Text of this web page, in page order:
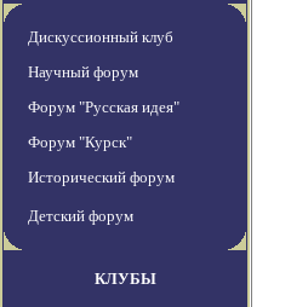
Дискуссионный клуб
Научный форум
Форум "Русская идея"
Форум "Курск"
Исторический форум
Детский форум
КЛУБЫ